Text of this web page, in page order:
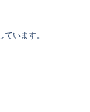
います。